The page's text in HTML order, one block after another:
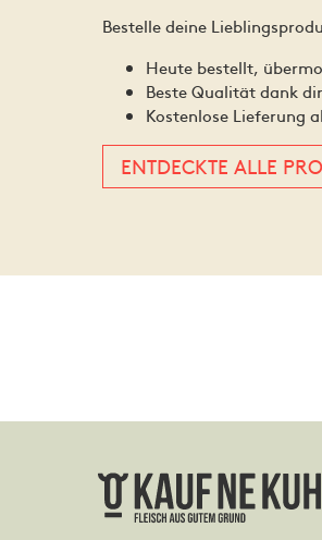
Bestelle deine
Heute bestellt,
Beste Qualität dank
Kostenlose Lieferung
ENTDECKTE ALLE